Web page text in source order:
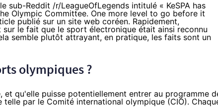
sub-Reddit /r/LeagueOfLegends intitulé « KeSPA has
Olympic Committee. One more level to go before it
publié sur un site web coréen. Rapidement,
le fait que le sport électronique était ainsi reconnu
semble plutôt attrayant, en pratique, les faits sont un
olympiques ?
qu'elle puisse potentiellement entrer au programme
par le Comité international olympique (CIO).